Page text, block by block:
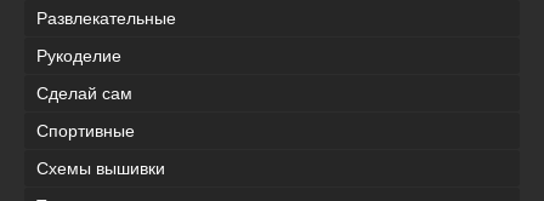
Развлекательные
Рукоделие
Сделай сам
Спортивные
Схемы вышивки